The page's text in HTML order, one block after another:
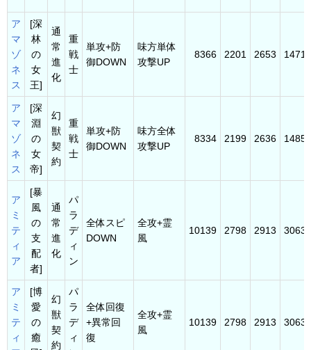
ア
マ
ゾ
ネ
ス
[深
林
の
女
王]
通
常
進
化
重
戦
士
単攻+防
御DOWN
味方単体
攻撃UP
8366 2201 2653 1471
ア
マ
ゾ
ネ
ス
[深
淵
の
女
帝]
幻
獣
契
約
重
戦
士
単攻+防
御DOWN
味方全体
攻撃UP
8334 2199 2636 1485
ア
ミ
テ
ィ
ア
[暴
風
の
支
配
者]
通
常
進
化
パ
ラ
デ
ィ
ン
全体スピ
DOWN
全攻+霊
風
10139 2798 2913 3063
ア
ミ
テ
ィ
[博
愛
の
癒
幻
獣
契
約
パ
ラ
デ
ィ
全体回復
+異常回
復
全攻+霊
風
10139 2798 2913 3063